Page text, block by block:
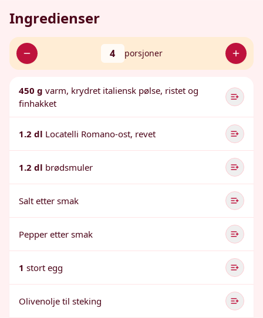
Ingredienser
4 porsjoner
450 g varm, krydret italiensk pølse, ristet og
finhakket
1.2 dl Locatelli Romano-ost, revet
1.2 dl brødsmuler
Salt etter smak
Pepper etter smak
1 stort egg
Olivenolje til steking